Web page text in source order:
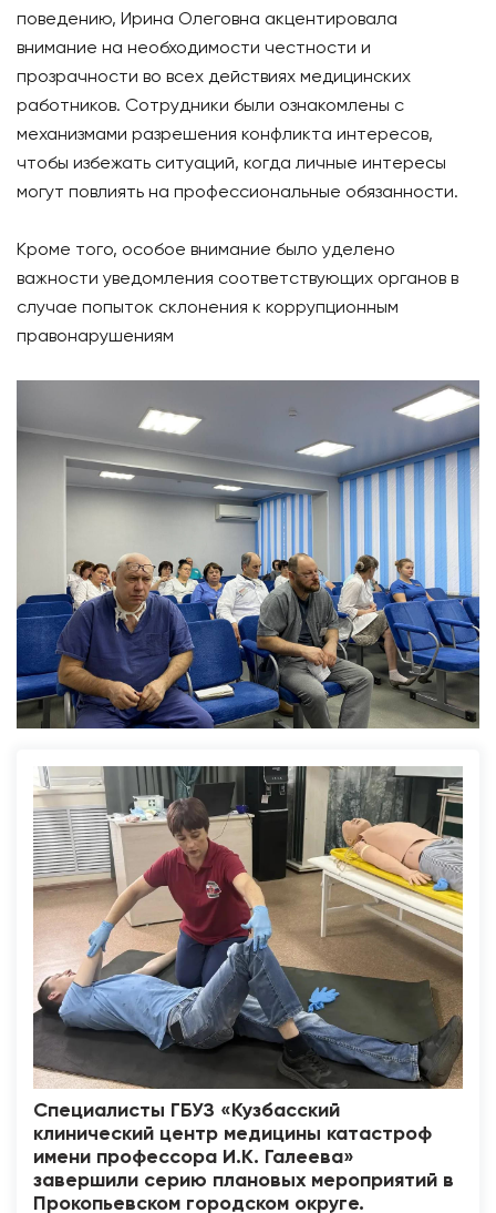
поведению, Ирина Олеговна акцентировала
внимание на необходимости честности и
прозрачности во всех действиях медицинских
работников. Сотрудники были ознакомлены с
механизмами разрешения конфликта интересов,
чтобы избежать ситуаций, когда личные интересы
могут повлиять на профессиональные обязанности.
Кроме того, особое внимание было уделено
важности уведомления соответствующих органов в
случае попыток склонения к коррупционным
правонарушениям
Специалисты ГБУЗ «Кузбасский
клинический центр медицины катастроф
имени профессора И.К. Галеева»
завершили серию плановых мероприятий в
Прокопьевском городском округе.